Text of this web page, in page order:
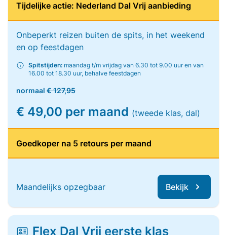
Tijdelijke actie: Nederland Dal Vrij aanbieding
Onbeperkt reizen buiten de spits, in het weekend
en op feestdagen
Spitstijden: maandag t/m vrijdag van 6.30 tot 9.00 uur en van
16.00 tot 18.30 uur, behalve feestdagen
normaal € 127,95
€ 49,00 per maand (tweede klas, dal)
Goedkoper na 5 retours per maand
Maandelijks opzegbaar Bekijk
Flex Dal Vrij eerste klas